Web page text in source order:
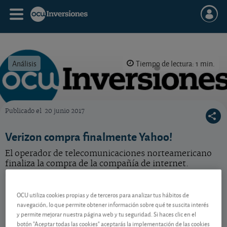
Análisis Tiempo de lectura: 1 min.
Publicado el 20 junio 2017
Verizon compra finalmente Yahoo!
El operador de telecomunicaciones norteamericano
finaliza la compra de la compañía de internet.
US92343V1044
07/08/2026 Nueva York
-
OCU utiliza cookies propias y de terceros para analizar tus hábitos de
navegación, lo que permite obtener información sobre qué te suscita interés
y permite mejorar nuestra página web y tu seguridad. Si haces clic en el
botón "Aceptar todas las cookies" aceptarás la implementación de las cookies